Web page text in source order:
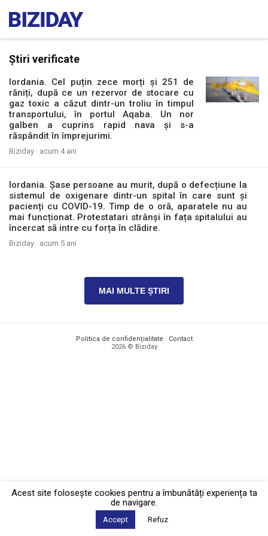
Știri verificate
Iordania. Cel puțin zece morți și 251 de
răniți, după ce un rezervor de stocare cu
gaz toxic a căzut dintr-un troliu în timpul
transportului, în portul Aqaba. Un nor
galben a cuprins rapid nava și s-a
răspândit în împrejurimi.
Biziday · acum 4 ani
Iordania. Șase persoane au murit, după o defecțiune la
sistemul de oxigenare dintr-un spital în care sunt și
pacienți cu COVID-19. Timp de o oră, aparatele nu au
mai funcționat. Protestatari strânși în fața spitalului au
încercat să intre cu forța în clădire.
Biziday · acum 5 ani
MAI MULTE ȘTIRI
Politica de confidențialitate · Contact
2026 © Biziday
Acest site foloseşte cookies pentru a îmbunătăți experiența ta
de navigare.
Accept Refuz